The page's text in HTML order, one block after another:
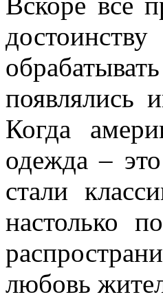
появлялись
Когда
одежда –
стали
настолько
любовь